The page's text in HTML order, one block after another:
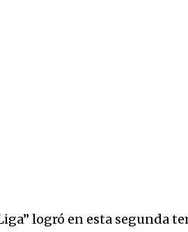
logró en esta segunda